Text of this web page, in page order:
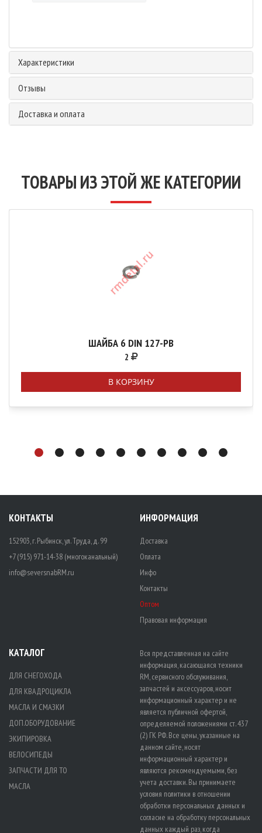
Характеристики
Отзывы
Доставка и оплата
ТОВАРЫ ИЗ ЭТОЙ ЖЕ КАТЕГОРИИ
ШАЙБА 6 DIN 127-РВ
2
В КОРЗИНУ
КОНТАКТЫ
152903, г. Рыбинск, ул. Труда, д. 99
+7 (915) 971-14-38 (многоканальный)
info@seversnabRM.ru
ИНФОРМАЦИЯ
Доставка
Оплата
Инфо
Контакты
Оптом
Правовая информация
КАТАЛОГ
ДЛЯ СНЕГОХОДА
ДЛЯ КВАДРОЦИКЛА
МАСЛА И СМАЗКИ
ДОП.ОБОРУДОВАНИЕ
ЭКИПИРОВКА
ВЕЛОСИПЕДЫ
ЗАПЧАСТИ ДЛЯ ТО
МАСЛА
Вся представленная на сайте
информация, касающаяся техники
RM, сервисного обслуживания,
запчастей и аксессуаров, носит
информационный характер и не
является публичной офертой,
определяемой положениями ст. 437
(2) ГК РФ. Все цены, указанные на
данном сайте, носят
информационный характер и
являются рекомендуемыми, без
учета доставки. Вы принимаете
условия политики в отношении
обработки персональных данных и
согласие на обработку персональных
данных каждый раз, когда